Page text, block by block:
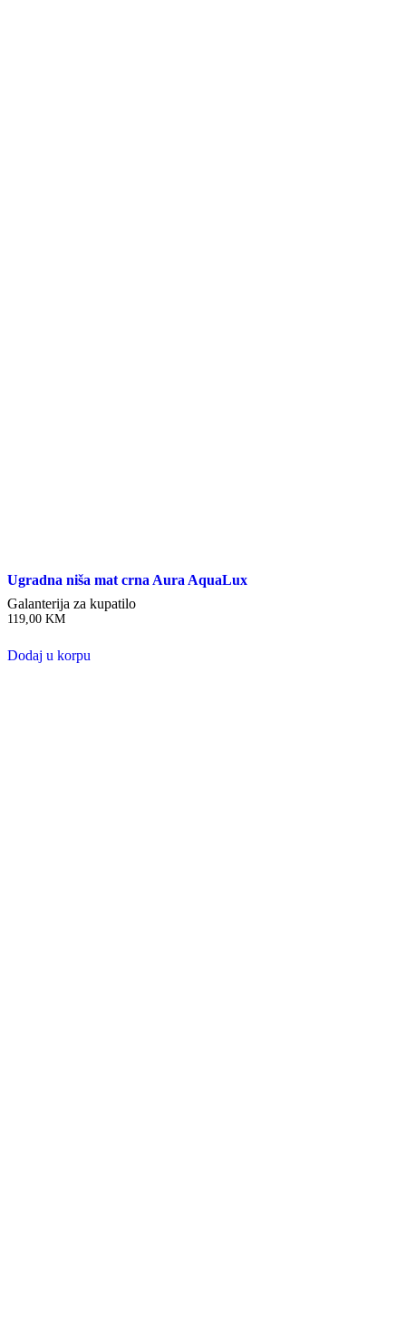
Ugradna niša mat crna Aura AquaLux
Galanterija za kupatilo
119,00 KM
Dodaj u korpu